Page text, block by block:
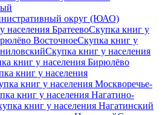
округ (ЮАО)
населения БратеевоСкупка книг у
ВосточноеСкупка книг у
Скупка книг у населения
книг у населения Бирюлёво
книг у населения
книг у населения Москворечье-
книг у населения Нагатино-
книг у населения Нагатинский